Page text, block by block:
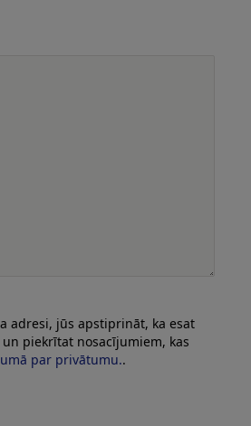
adresi, jūs apstiprināt, ka esat
piekrītat nosacījumiem, kas
par privātumu..